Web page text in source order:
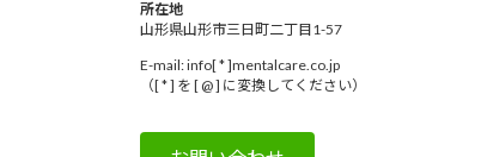
所在地
山形県山形市三日町二丁目1-57
E-mail: info[ * ]mentalcare.co.jp
（[ * ] を [ @ ] に変換してください）